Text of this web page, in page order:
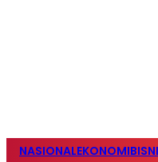
NASIONALEKONOMI